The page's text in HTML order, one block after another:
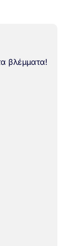
βλέμματα!